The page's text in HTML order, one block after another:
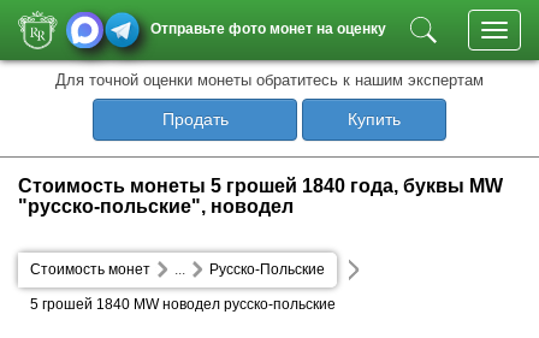
Отправьте фото монет на оценку
Для точной оценки монеты обратитесь к нашим экспертам
Продать Купить
Стоимость монеты 5 грошей 1840 года, буквы MW
"русско-польские", новодел
Стоимость монет Русско-Польские
...
5 грошей 1840 MW новодел русско-польские